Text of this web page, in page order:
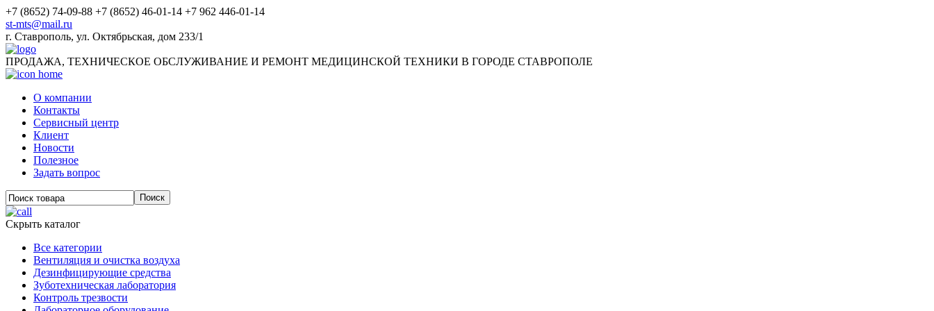
+7 (8652) 74-09-88 +7 (8652) 46-01-14 +7 962 446-01-14
st-mts@mail.ru
г. Ставрополь, ул. Октябрьская, дом 233/1
ПРОДАЖА, ТЕХНИЧЕСКОЕ ОБСЛУЖИВАНИЕ И РЕМОНТ МЕДИЦИНСКОЙ ТЕХНИКИ В ГОРОДЕ СТАВРОПОЛЕ
О компании
Контакты
Сервисный центр
Клиент
Новости
Полезное
Задать вопрос
Скрыть каталог
Все категории
Вентиляция и очистка воздуха
Дезинфицирующие средства
Зуботехническая лаборатория
Контроль трезвости